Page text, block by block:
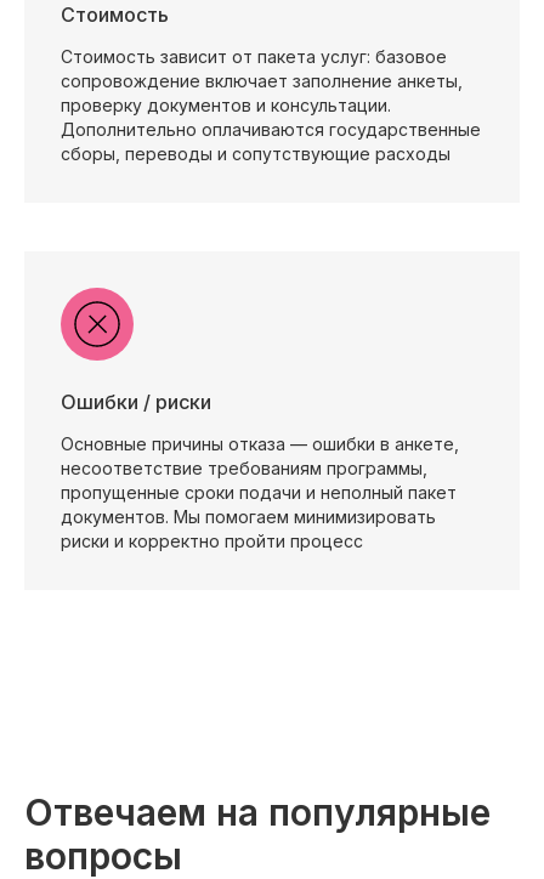
Стоимость
Стоимость зависит от пакета услуг: базовое
сопровождение включает заполнение анкеты,
проверку документов и консультации.
Дополнительно оплачиваются государственные
сборы, переводы и сопутствующие расходы
Ошибки / риски
Основные причины отказа — ошибки в анкете,
несоответствие требованиям программы,
пропущенные сроки подачи и неполный пакет
документов. Мы помогаем минимизировать
риски и корректно пройти процесс
Отвечаем на популярные
вопросы